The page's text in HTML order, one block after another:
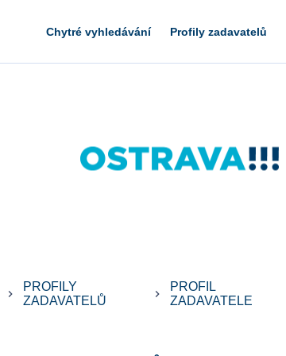
Chytré vyhledávání Profily zadavatelů
keyboard_arrow_right
PROFILY
ZADAVATELŮ
keyboard_arrow_right
PROFIL
ZADAVATELE